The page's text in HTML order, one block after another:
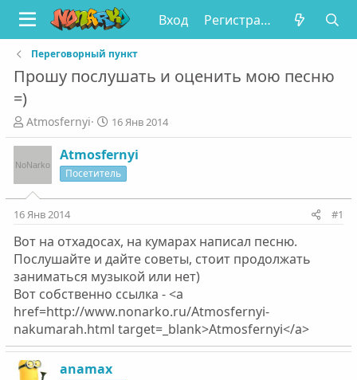
Вход Регистрация
Переговорный пункт
Прошу послушать и оценить мою песню
=)
А
в
т
о
р
т
е
ы
Atmosfernyi
Д
а
т
а
н
а
л
а
16 Янв 2014
Atmosfernyi
Посетитель
16 Янв 2014 #1
Вот на отхадосах, на кумарах написал песню.
Послушайте и дайте советы, стоит продолжать
заниматься музыкой или нет)
Вот собственно ссылка - <a
href=http://www.nonarko.ru/Atmosfernyi-
nakumarah.html target=_blank>Atmosfernyi</a>
anamax